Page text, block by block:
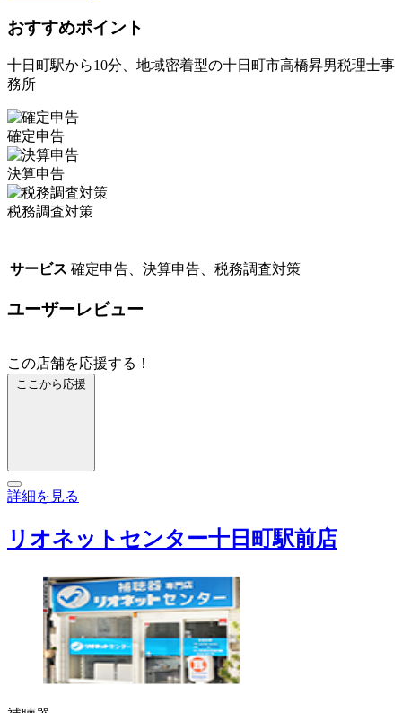
おすすめポイント
十日町駅から10分、地域密着型の十日町市高橋昇男税理士事
務所
確定申告
決算申告
税務調査対策
サービス 確定申告、決算申告、税務調査対策
ユーザーレビュー
この店舗を応援する！
ここから応援
詳細を見る
リオネットセンター十日町駅前店